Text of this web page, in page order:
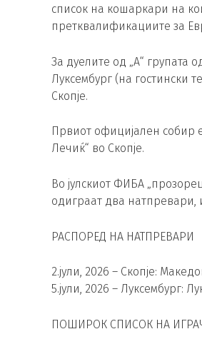
список на кошаркари на
претквалификациите за
За дуелите од „А“ групата
Луксембург (на гостински
Скопје.
Првиот официјален собир е
Лечиќ“ во Скопје.
Во јулскиот ФИБА
одиграат два натпревари,
РАСПОРЕД НА НАТПРЕВАРИ
2.јули, 2026 – Скопје:
5.јули, 2026 – Луксембург:
ПОШИРОК СПИСОК НА